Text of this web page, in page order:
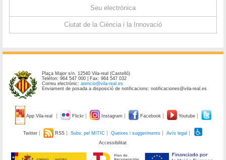
Seu electrònica
Ciutat de la Ciència i la Innovació
Plaça Major s/n. 12540 Vila-real (Castelló)
Telèfon: 964 547 000 | Fax: 964 547 032
Correu electrònic:atencio@vila-real.es
Enviament de posada a disposició de notificacions: notificaciones@vila-real.es
App Vila-real Flickr Instagram Facebook Youtube
Twitter RSS Subv. pel MITIC Queixes i suggeriments
Avís legal
Accessibilitat